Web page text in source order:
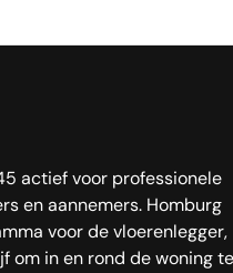
actief voor professionele
en aannemers. Homburg
voor de vloerenlegger,
om in en rond de woning te